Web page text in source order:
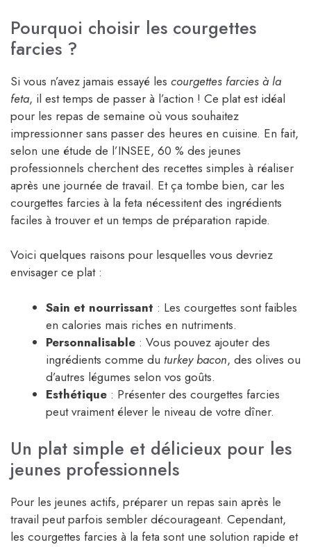
Pourquoi choisir les courgettes
farcies ?
Si vous n’avez jamais essayé les courgettes farcies à la
feta, il est temps de passer à l’action ! Ce plat est idéal
pour les repas de semaine où vous souhaitez
impressionner sans passer des heures en cuisine. En fait,
selon une étude de l’INSEE, 60 % des jeunes
professionnels cherchent des recettes simples à réaliser
après une journée de travail. Et ça tombe bien, car les
courgettes farcies à la feta nécessitent des ingrédients
faciles à trouver et un temps de préparation rapide.
Voici quelques raisons pour lesquelles vous devriez
envisager ce plat :
Sain et nourrissant : Les courgettes sont faibles
en calories mais riches en nutriments.
Personnalisable : Vous pouvez ajouter des
ingrédients comme du turkey bacon, des olives ou
d’autres légumes selon vos goûts.
Esthétique : Présenter des courgettes farcies
peut vraiment élever le niveau de votre dîner.
Un plat simple et délicieux pour les
jeunes professionnels
Pour les jeunes actifs, préparer un repas sain après le
travail peut parfois sembler décourageant. Cependant,
les courgettes farcies à la feta sont une solution rapide et